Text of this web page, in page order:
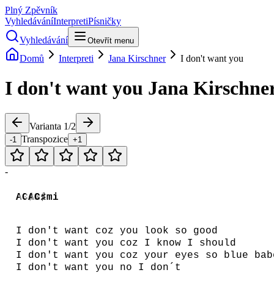
Plný Zpěvník
VyhledáváníInterpretiPísničky
Vyhledávání
Otevřít menu
Domů Interpreti Jana Kirschner I don't want you
I don't want you Jana
Varianta 1/2
-1 Transpozice +1
-
A♭i
C♯mi
A♭i
C♯mi
I don't want coz you look so good
I don't want you coz I know I should
I don't want you coz your eyes so blue
I don't want you no I don´t